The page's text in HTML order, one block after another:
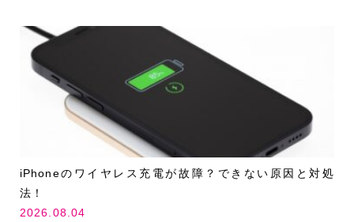
iPhoneのワイヤレス充電が故障？できない原因と対処
法！
2026.08.04